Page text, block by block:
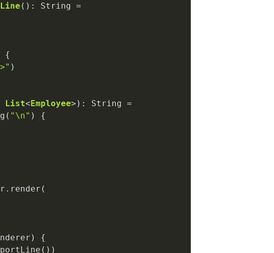
() : String =
{
>" )
List<Employee>) : String =
"\n" ) {
{